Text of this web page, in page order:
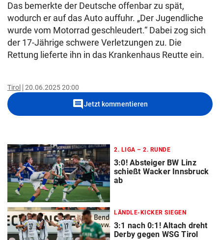
Das bemerkte der Deutsche offenbar zu spät,
wodurch er auf das Auto auffuhr. „Der Jugendliche
wurde vom Motorrad geschleudert.“ Dabei zog sich
der 17-Jährige schwere Verletzungen zu. Die
Rettung lieferte ihn in das Krankenhaus Reutte ein.
Tirol 20.06.2025 20:00
commentJetzt kommentieren
2. LIGA – 2. RUNDE
3:0! Absteiger BW Linz
schießt Wacker Innsbruck
ab
LÄNDLE-KICKER SIEGEN
3:1 nach 0:1! Altach dreht
Derby gegen WSG Tirol